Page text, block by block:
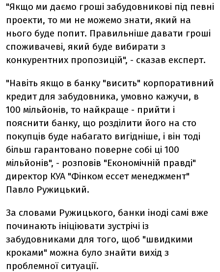
"Якщо ми даємо гроші забудовникові під певні
проекти, то ми не можемо знати, який на
нього буде попит. Правильніше давати гроші
споживачеві, який буде вибирати з
конкурентних пропозицій", - сказав експерт.
"Навіть якщо в банку "висить" корпоративний
кредит для забудовника, умовно кажучи, в
100 мільйонів, то найкраще - прийти і
пояснити банку, що розділити його на сто
покупців буде набагато вигідніше, і він тоді
більш гарантовано поверне собі ці 100
мільйонів", - розповів "Економічній правді"
директор КУА "Фінком ессет менеджмент"
Павло Ружицький.
За словами Ружицького, банки іноді самі вже
починають ініціювати зустрічі із
забудовниками для того, щоб "швидкими
кроками" можна було знайти вихід з
проблемної ситуації.